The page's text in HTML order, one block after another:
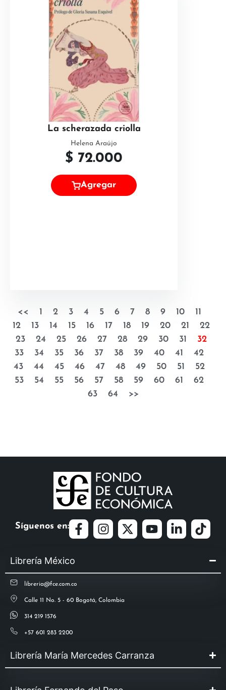
La scherazada criolla
Helena Araújo
$ 72.000
Agregar
<< 1 2 3 4 5 6 7 8 9 10
11
12
13 14 15 16 17 18 19 20 21
22
23
24 25 26 27 28 29 30 31
32
33
34 35 36 37 38 39 40 41
42
43
44 45 46 47 48 49 50 51
52
53
54 55 56 57 58 59 60 61
62
63
64 >>
Síguenos en:
Librería México
libreria@fce.com.co
Calle 11 No. 5 - 60 Bogotá, Colombia
314 219 1576
+57 601 283 2200
Librería María Mercedes Carranza